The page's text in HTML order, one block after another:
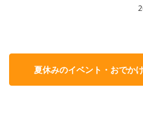
夏休みのイベント・おでか